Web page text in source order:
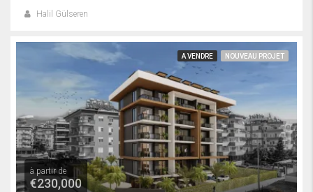
Halil Gülseren
A VENDRE NOUVEAU PROJET
à partir de
€230,000